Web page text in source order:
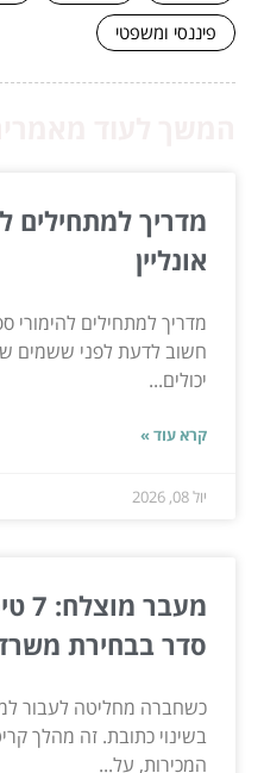
פיננסי ומשפטי
מדריך למתחילים
אונליין
מדריך למתחילים להימורי
חשוב לדעת לפני ששמים
יכולים...
קרא עוד »
יול 08, 2026
סדר בבחירת
כשחברה מחליטה לעבור
בשינוי כתובת. זה מהלך
המכירות, על...